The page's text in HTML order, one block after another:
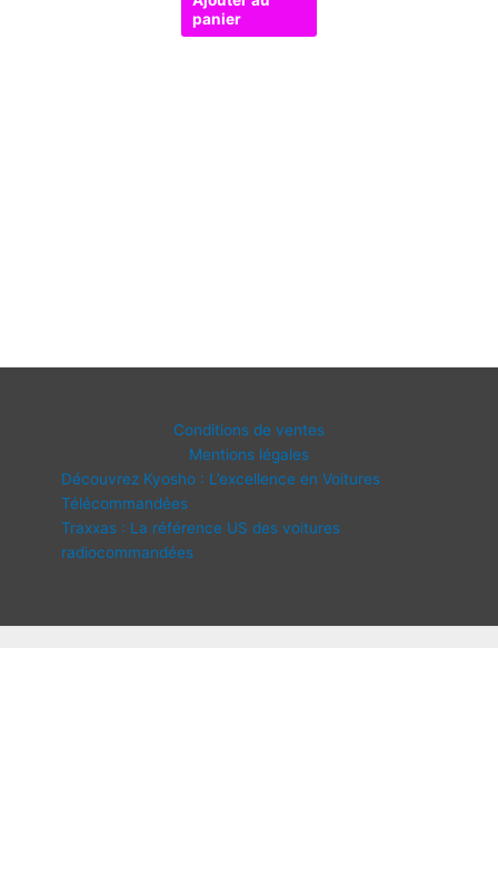
panier
Conditions de ventes
Mentions légales
Découvrez Kyosho : L’excellence en Voitures
Télécommandées
Traxxas : La référence US des voitures
radiocommandées